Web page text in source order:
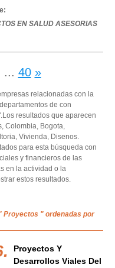
EN SALUD ASESORIAS
... 40 »
relacionadas con la
de con
resultados que aparecen
Colombia, Bogota,
Vivienda, Disenos.
para esta búsqueda con
y financieros de las
en la actividad o la
estos resultados.
Proyectos " ordenadas por
Proyectos Y
Desarrollos Viales Del